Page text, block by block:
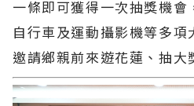
一條即可獲得一次抽獎機
自行車及運動攝影機等多
邀請鄉親前來遊花蓮、抽大